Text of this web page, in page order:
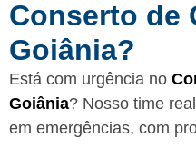
Conserto de
Goiânia?
Está com urgência no
Goiânia? Nosso time
em emergências, com